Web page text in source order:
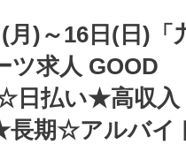
読了時間: 0分
)～16日(日)「九
ツ求人 GOOD
日払い★高収入